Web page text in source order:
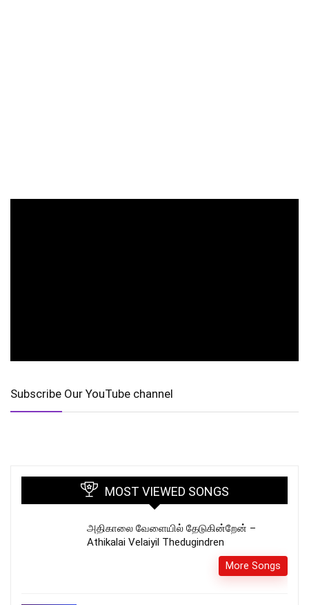
Subscribe Our YouTube channel
MOST VIEWED SONGS
அதிகாலை வேளையில் தேடுகின்றேன் –
Athikalai Velaiyil Thedugindren
More Songs